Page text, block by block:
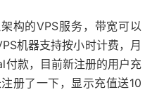
构的VPS服务，带宽可以
机器支持按小时计费，月
款，目前新注册的用户充
册了一下，显示充值送10